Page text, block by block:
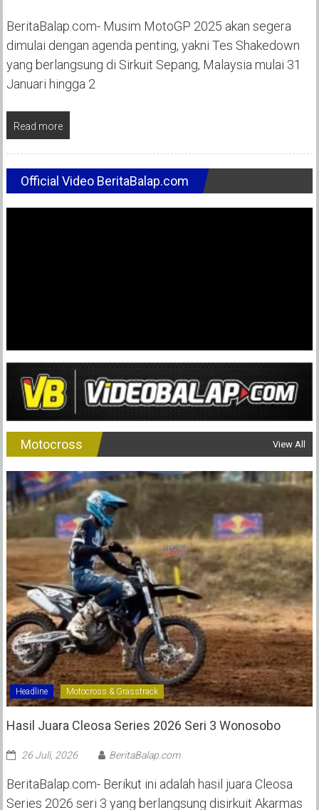
BeritaBalap.com- Musim MotoGP 2025 akan segera
dimulai dengan agenda penting, yakni Tes Shakedown
yang berlangsung di Sirkuit Sepang, Malaysia mulai 31
Januari hingga 2
Read more
Official Video BeritaBalap.com
Motocross View All
Headline Motocross & Grasstrack
Hasil Juara Cleosa Series 2026 Seri 3 Wonosobo ‎
26 Juli, 2026 BeritaBalap.com
BeritaBalap.com- Berikut ini adalah hasil juara Cleosa
Series 2026 seri 3 yang berlangsung disirkuit Akarmas